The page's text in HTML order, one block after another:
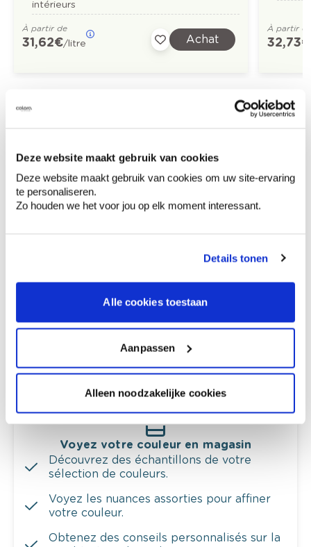
Deze website maakt gebruik van cookies
Deze website maakt gebruik van cookies om uw site-ervaring
te personaliseren.
Zo houden we het voor jou op elk moment interessant.
Details tonen
Alle cookies toestaan
Aanpassen
Alleen noodzakelijke cookies
intérieurs
À partir de
31,62 €/litre Achat
À partir
32,73 €
Découvrez plus d'images d'inspiration pour:
Conseil couleur à domicile
en couleur.
Obtenez un conseil couleur en fonction de
l'éclairage et de votre mobilier.
Obtenez un contrôle technologique de vos
Voyez votre couleur en magasin
Découvrez des échantillons de votre
sélection de couleurs.
Voyez les nuances assorties pour affiner
votre couleur.
Obtenez des conseils personnalisés sur la